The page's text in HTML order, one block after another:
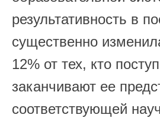
результативность в
существенно
12% от тех, кто
заканчивают ее
соответствующей